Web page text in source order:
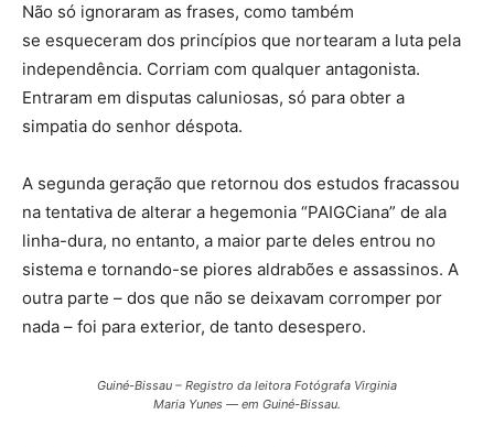
Não só ignoraram as frases, como também
se esqueceram dos princípios que nortearam a luta pela
independência. Corriam com qualquer antagonista.
Entraram em disputas caluniosas, só para obter a
simpatia do senhor déspota.
A segunda geração que retornou dos estudos fracassou
na tentativa de alterar a hegemonia “PAIGCiana” de ala
linha-dura, no entanto, a maior parte deles entrou no
sistema e tornando-se piores aldrabões e assassinos. A
outra parte – dos que não se deixavam corromper por
nada – foi para exterior, de tanto desespero.
Guiné-Bissau – Registro da leitora Fotógrafa Virginia
Maria Yunes — em Guiné-Bissau.